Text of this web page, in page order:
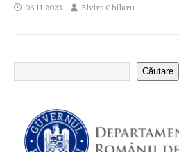
06.11.2023 Elvira Chilaru
Căutare